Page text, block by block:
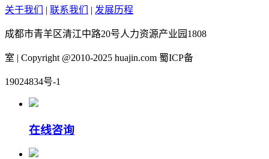
关于我们 | 联系我们 | 发展历程
成都市青羊区清江中路20号人力资源产业园1808
室 | Copyright @2010-2025 huajin.com 蜀ICP备
19024834号-1
在线咨询